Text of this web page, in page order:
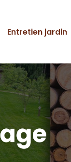
Entretien jardin